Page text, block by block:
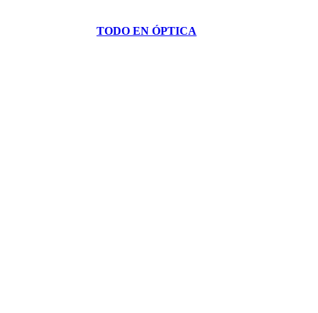
TODO EN ÓPTICA